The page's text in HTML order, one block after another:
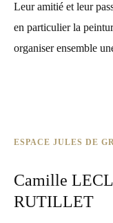
Leur amitié et leur
en particulier la
organiser ensemble
ESPACE JULES DE
Camille
RUTILLET